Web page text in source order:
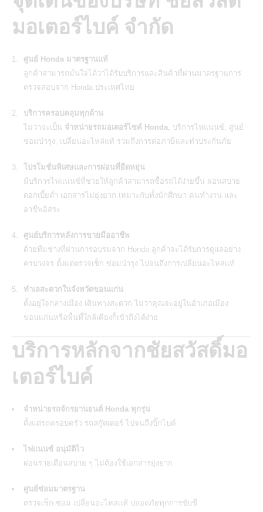
มอเตอร์ไบค์ จำกัด
ศูนย์ Honda มาตรฐานแท้
ลูกค้าสามารถมั่นใจได้ว่าได้รับบริการและสินค้าที่ผ่านมาตรฐานการ
ตรวจสอบจาก Honda ประเทศไทย
บริการครอบคลุมทุกด้าน
ไม่ว่าจะเป็น จำหน่ายรถมอเตอร์ไซค์ Honda, บริการไฟแนนซ์, ศูนย์
ซ่อมบำรุง, เปลี่ยนอะไหล่แท้ รวมถึงการต่อภาษีและทำประกันภัย
โปรโมชั่นพิเศษและการผ่อนที่ยืดหยุ่น
มีบริการไฟแนนซ์ที่ช่วยให้ลูกค้าสามารถซื้อรถได้ง่ายขึ้น ผ่อนสบาย
ดอกเบี้ยต่ำ เอกสารไม่ยุ่งยาก เหมาะกับทั้งนักศึกษา คนทำงาน และ
อาชีพอิสระ
ศูนย์บริการหลังการขายมืออาชีพ
ด้วยทีมช่างที่ผ่านการอบรมจาก Honda ลูกค้าจะได้รับการดูแลอย่าง
ครบวงจร ตั้งแต่ตรวจเช็ก ซ่อมบำรุง ไปจนถึงการเปลี่ยนอะไหล่แท้
ทำเลสะดวกในจังหวัดขอนแก่น
ตั้งอยู่ใจกลางเมือง เดินทางสะดวก ไม่ว่าคุณจะอยู่ในอำเภอเมือง
ขอนแก่นหรือพื้นที่ใกล้เคียงก็เข้าถึงได้ง่าย
บริการหลักจากชัยสวัสดิ์มอ
เตอร์ไบค์
จำหน่ายรถจักรยานยนต์ Honda ทุกรุ่น
ตั้งแต่รถครอบครัว รถสกู๊ตเตอร์ ไปจนถึงบิ๊กไบค์
ไฟแนนซ์ อนุมัติไว
ผ่อนรายเดือนสบาย ๆ ไม่ต้องใช้เอกสารยุ่งยาก
ศูนย์ซ่อมมาตรฐาน
ตรวจเช็ก ซ่อม เปลี่ยนอะไหล่แท้ ปลอดภัยทุกการขับขี่